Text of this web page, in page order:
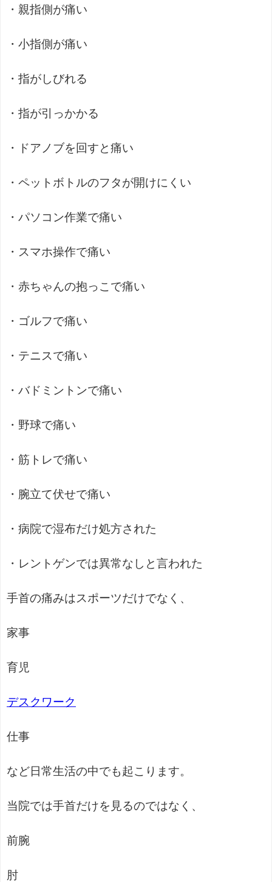
・親指側が痛い
・小指側が痛い
・指がしびれる
・指が引っかかる
・ドアノブを回すと痛い
・ペットボトルのフタが開けにくい
・パソコン作業で痛い
・スマホ操作で痛い
・赤ちゃんの抱っこで痛い
・ゴルフで痛い
・テニスで痛い
・バドミントンで痛い
・野球で痛い
・筋トレで痛い
・腕立て伏せで痛い
・病院で湿布だけ処方された
・レントゲンでは異常なしと言われた
手首の痛みはスポーツだけでなく、
家事
育児
デスクワーク
仕事
など日常生活の中でも起こります。
当院では手首だけを見るのではなく、
前腕
肘